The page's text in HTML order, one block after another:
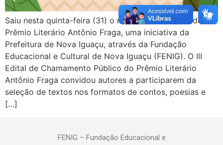
Saiu nesta quinta-feira (31) o resultado definitivo do III
Prêmio Literário Antônio Fraga, uma iniciativa da
Prefeitura de Nova Iguaçu, através da Fundação
Educacional e Cultural de Nova Iguaçu (FENIG). O III
Edital de Chamamento Público do Prêmio Literário
Antônio Fraga convidou autores a participarem da
seleção de textos nos formatos de contos, poesias e
[…]
FENIG – Fundação Educacional e